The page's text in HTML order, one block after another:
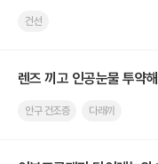
건선
렌즈 끼고 인공눈물 투약
안구 건조증 다래끼